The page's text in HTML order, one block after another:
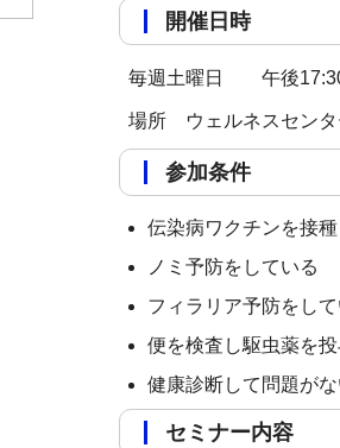
開催日時
毎週土曜日 午後
場所 ウェルネスセンタ
参加条件
伝染病ワクチンを接
ノミ予防をしている
フィラリア予防をして
便を検査し駆虫薬を
健康診断して問題がな
セミナー内容